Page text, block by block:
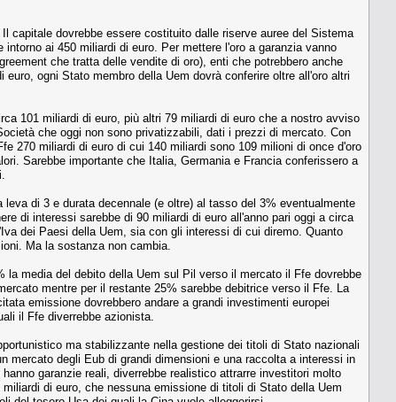
capitale dovrebbe essere costituito dalle riserve auree del Sistema
ai 450 miliardi di euro. Per mettere l'oro a garanzia vanno
che tratta delle vendite di oro), enti che potrebbero anche
ogni Stato membro della Uem dovrà conferire oltre all'oro altri
101 miliardi di euro, più altri 79 miliardi di euro che a nostro avviso
che oggi non sono privatizzabili, dati i prezzi di mercato. Con
270 miliardi di euro di cui 140 miliardi sono 109 milioni di once d'oro
Sarebbe importante che Italia, Germania e Francia conferissero a
di 3 e durata decennale (e oltre) al tasso del 3% eventualmente
di interessi sarebbe di 90 miliardi di euro all'anno pari oggi a circa
dei Paesi della Uem, sia con gli interessi di cui diremo. Quanto
Ma la sostanza non cambia.
media del debito della Uem sul Pil verso il mercato il Ffe dovrebbe
mentre per il restante 25% sarebbe debitrice verso il Ffe. La
emissione dovrebbero andare a grandi investimenti europei
il Ffe diverrebbe azionista.
ma stabilizzante nella gestione dei titoli di Stato nazionali
mercato degli Eub di grandi dimensioni e una raccolta a interessi in
garanzie reali, diverrebbe realistico attrarre investitori molto
di euro, che nessuna emissione di titoli di Stato della Uem